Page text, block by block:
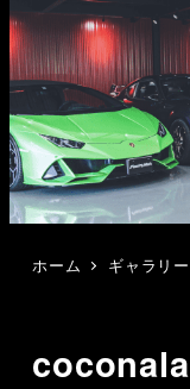
ホーム ギャラリー
coconala